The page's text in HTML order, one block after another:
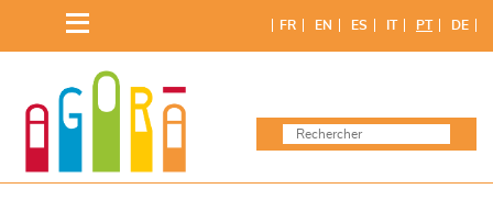
content
FR EN ES IT PT DE